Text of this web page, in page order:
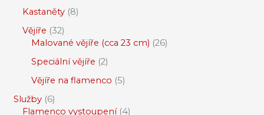
Kastaněty 8
Vějíře 32
Malované vějíře (cca 23 cm) 26
Speciální vějíře 2
Vějíře na flamenco 5
Služby 6
Flamenco vystoupení 4